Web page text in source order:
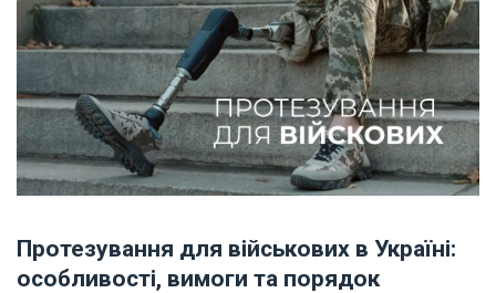
Протезування для військових в Україні:
особливості, вимоги та порядок